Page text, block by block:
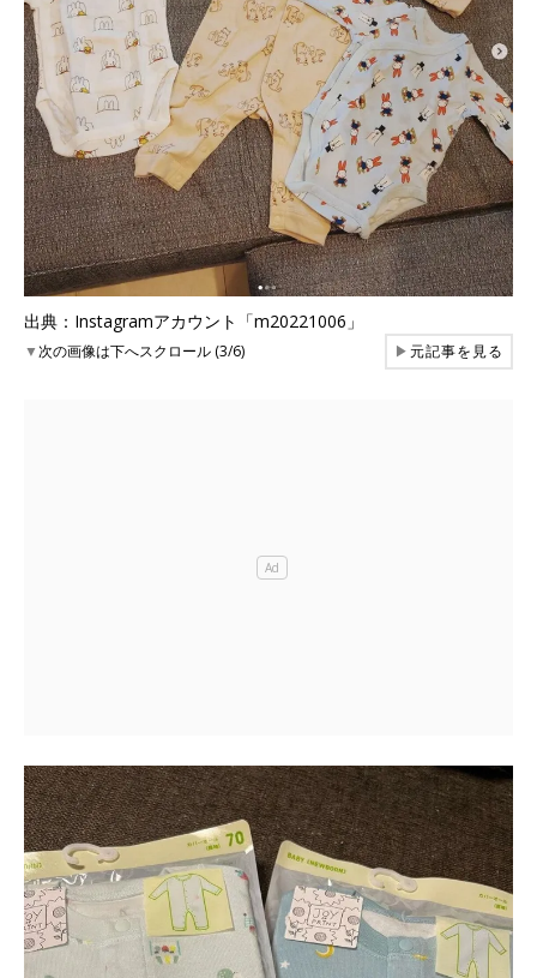
出典：Instagramアカウント「m20221006」
▼次の画像は下へスクロール (3/6) ▶元記事を見る